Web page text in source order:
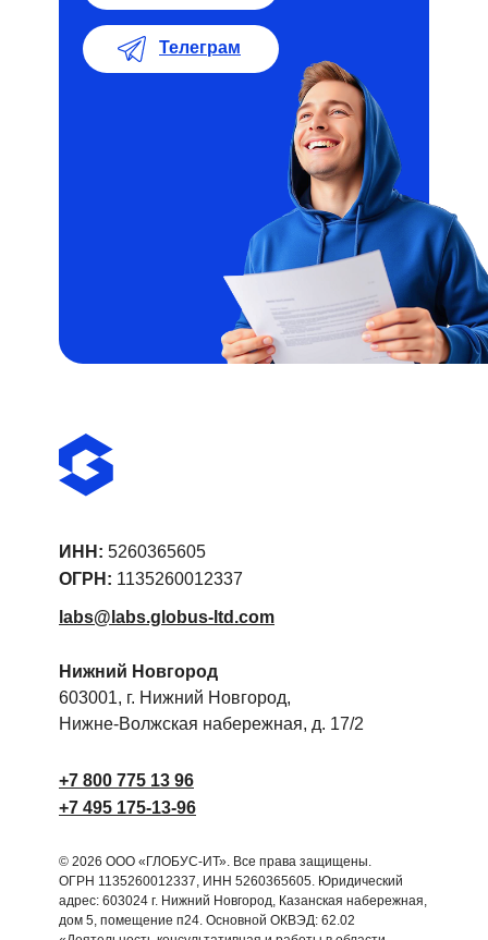
Телеграм
ИНН: 5260365605
ОГРН: 1135260012337
labs@labs.globus-ltd.com
Нижний Новгород
603001, г. Нижний Новгород,
Нижне-Волжская набережная, д. 17/2
© 2026 ООО «ГЛОБУС-ИТ». Все права защищены.
ОГРН 1135260012337, ИНН 5260365605. Юридический
адрес: 603024 г. Нижний Новгород, Казанская набережная,
дом 5, помещение п24. Основной ОКВЭД: 62.02
+7 495 175-13-96
+7 800 775 13 96